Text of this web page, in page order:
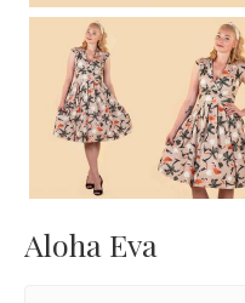
Aloha Eva